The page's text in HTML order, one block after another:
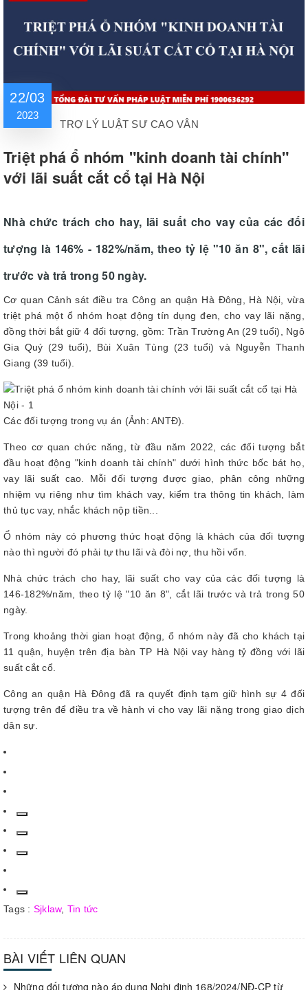
22/03
2023
TRỢ LÝ LUẬT SƯ CAO VÂN
Triệt phá ổ nhóm "kinh doanh tài chính"
với lãi suất cắt cổ tại Hà Nội
Nhà chức trách cho hay, lãi suất cho vay của các đối
tượng là 146% - 182%/năm, theo tỷ lệ "10 ăn 8", cắt lãi
trước và trả trong 50 ngày.
Cơ quan Cảnh sát điều tra Công an quận Hà Đông, Hà Nội, vừa
triệt phá một ổ nhóm hoạt động tín dụng đen, cho vay lãi nặng,
đồng thời bắt giữ 4 đối tượng, gồm: Trần Trường An (29 tuổi), Ngô
Gia Quý (29 tuổi), Bùi Xuân Tùng (23 tuổi) và Nguyễn Thanh
Giang (39 tuổi).
Các đối tượng trong vụ án (Ảnh: ANTĐ).
Theo cơ quan chức năng, từ đầu năm 2022, các đối tượng bắt
đầu hoạt động "kinh doanh tài chính" dưới hình thức bốc bát họ,
vay lãi suất cao. Mỗi đối tượng được giao, phân công những
nhiệm vụ riêng như tìm khách vay, kiểm tra thông tin khách, làm
thủ tục vay, nhắc khách nộp tiền...
Ổ nhóm này có phương thức hoạt động là khách của đối tượng
nào thì người đó phải tự thu lãi và đòi nợ, thu hồi vốn.
Nhà chức trách cho hay, lãi suất cho vay của các đối tượng là
146-182%/năm, theo tỷ lệ "10 ăn 8", cắt lãi trước và trả trong 50
ngày.
Trong khoảng thời gian hoạt động, ổ nhóm này đã cho khách tại
11 quận, huyện trên địa bàn TP Hà Nội vay hàng tỷ đồng với lãi
suất cắt cổ.
Công an quận Hà Đông đã ra quyết định tạm giữ hình sự 4 đối
tượng trên để điều tra về hành vi cho vay lãi nặng trong giao dịch
dân sự.
Tags : Sjklaw, Tin tức
BÀI VIẾT LIÊN QUAN
Những đối tượng nào áp dụng Nghị định 168/2024/NĐ-CP từ